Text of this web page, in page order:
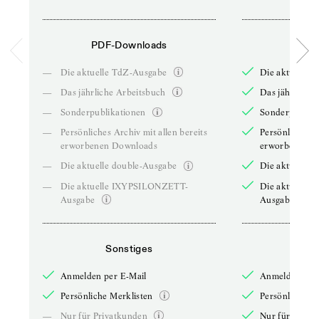
PDF-Downloads
—
Die aktuelle TdZ-Ausgabe
—
Das jährliche Arbeitsbuch
—
Sonderpublikationen
—
Persönliches Archiv mit allen bereits
erworbenen Downloads
—
Die aktuelle double-Ausgabe
—
Die aktuelle IXYPSILONZETT-
Ausgabe
Sonstiges
Anmelden per E-Mail
Persönliche Merklisten
—
Nur für Privatkunden
Die aktuelle
Das jährliche
Persönliches
erworbenen
Die aktuelle
Die aktuelle
Ausgabe
Anmelden
Persönliche
Nur für